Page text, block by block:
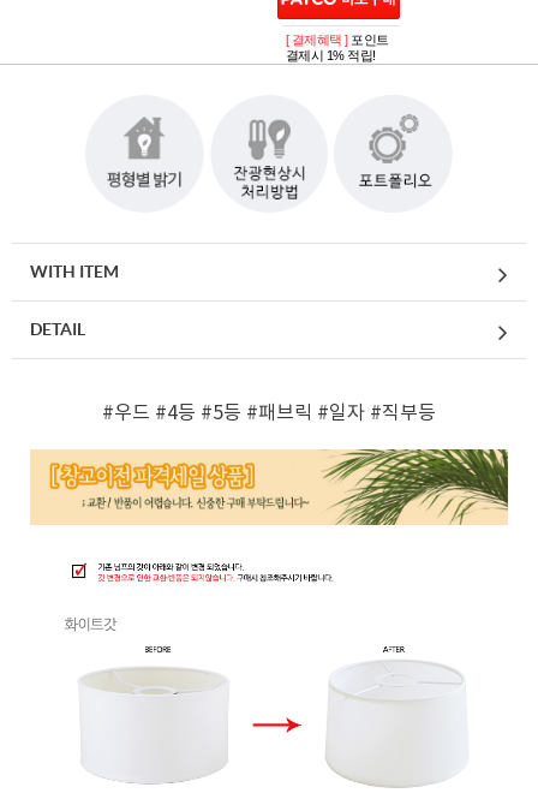
페이코 ID로 페
[ 결제혜택 ] 포인트
결제시 1% 적립!
WITH ITEM
DETAIL
#우드 #4등 #5등 #패브릭 #일자 #직부등